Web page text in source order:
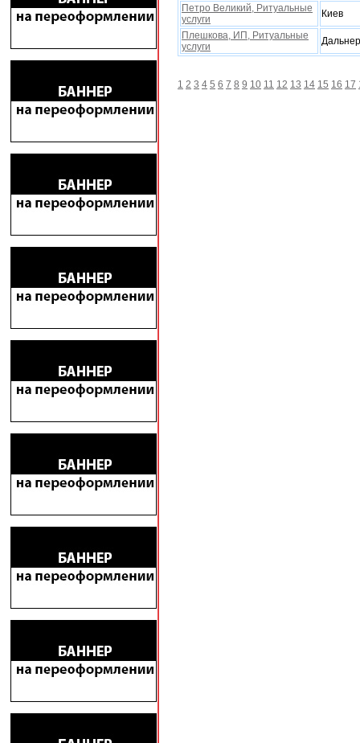
Петро Великий, Ритуальные
услуги
Киев
Плешкова, ИП, Ритуальные
услуги
1 2 3 4 5 6 7 8 9 10 11 12 13 14 15 16 17